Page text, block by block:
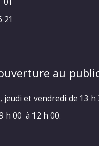
21
au
jeudi et vendredi de 13 h
h 00 à 12 h 00.